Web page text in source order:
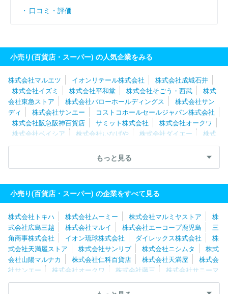
口コミ・評価
小売り(百貨店・スーパー) の人気企業をみる
株式会社マルエツ イオンリテール株式会社
株式会社成城石井
株式会社イズミ
株式会社平和堂 株式会社そごう・西武
株式
会社東急ストア
株式会社バローホールディングス
株式会社サン
ディ
株式会社サンエー
コストコホールセールジャパン株式会社
株式会社阪急阪神百貨店
サミット株式会社
株式会社オークワ
株式会社ベイシア
株式会社いなげや 株式会社ダイエー
株式
会社ヨークベニマル
株式会社イトーヨーカ堂
株式会社天満屋
日本空港ビルデング株式会社
株式会社ヨー
ク
コープさっぽろ
もっと見る
小売り(百貨店・スーパー) の企業をすべて見る
株式会社トキハ 株式会社ムーミー 株式会社マルミヤストア
株
式会社広島三越
株式会社マルイ 株式会社エーコープ鹿児島
三
角商事株式会社
イオン琉球株式会社 ダイレックス株式会社
株
式会社天満屋ストア
株式会社サンリブ 株式会社ニシムタ
株式
会社山陽マルナカ
株式会社仁科百貨店 株式会社天満屋
株式会
社サンエー
株式会社オークワ 株式会社藤三
株式会社サニーマ
ート
株式会社マルナカ 株式会社鶴屋百貨店
株式会社山形屋
株式会社イズミ